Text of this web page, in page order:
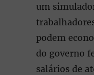
um
podem
do governo
salários de